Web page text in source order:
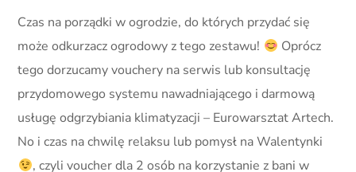
Czas na porządki w ogrodzie, do których przydać się
może odkurzacz ogrodowy z tego zestawu!
Oprócz
tego dorzucamy vouchery na serwis lub konsultację
przydomowego systemu nawadniającego i darmową
usługę odgrzybiania klimatyzacji – Eurowarsztat Artech.
No i czas na chwilę relaksu lub pomysł na Walentynki
, czyli voucher dla 2 osób na korzystanie z bani w